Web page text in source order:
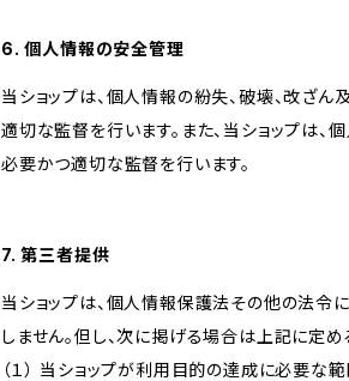
6. 個人情報の安全管理
当ショップは、個人情報の紛失、破壊、改ざ
適切な監督を行います。また、当ショップは
必要かつ適切な監督を行います。
7. 第三者提供
当ショップは、個人情報保護法その他の法令
しません。但し、次に掲げる場合は上記に定
（１） 当ショップが利用目的の達成に必要